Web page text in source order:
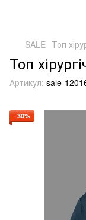
SALE Топ
Топ
Артикул: sale-
−30%